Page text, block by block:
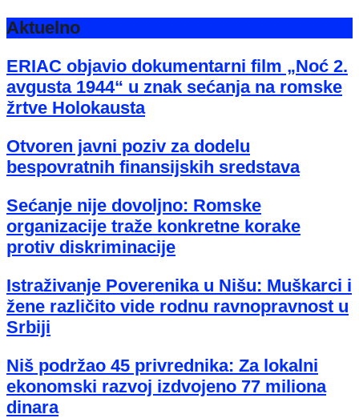
Aktuelno
ERIAC objavio dokumentarni film „Noć 2.
avgusta 1944“ u znak sećanja na romske
žrtve Holokausta
Otvoren javni poziv za dodelu
bespovratnih finansijskih sredstava
Sećanje nije dovoljno: Romske
organizacije traže konkretne korake
protiv diskriminacije
Istraživanje Poverenika u Nišu: Muškarci i
žene različito vide rodnu ravnopravnost u
Srbiji
Niš podržao 45 privrednika: Za lokalni
ekonomski razvoj izdvojeno 77 miliona
dinara